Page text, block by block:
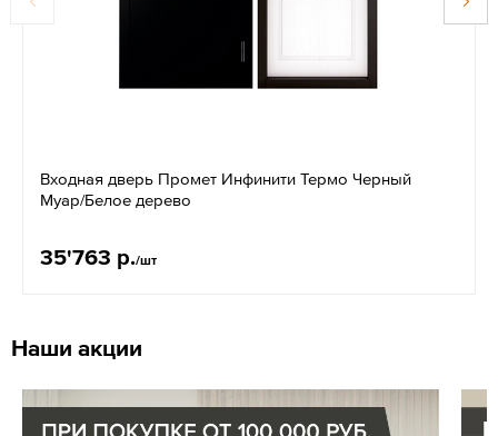
Входная дверь Промет Инфинити Термо Черный
Муар/Белое дерево
35'763 р./шт
Наши акции